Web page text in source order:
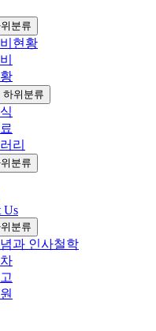
분류
현황
하위분류
리
분류
Us
분류
과 인사철학